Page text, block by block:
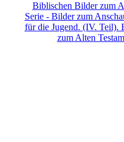
Serie - Bilder zum
für die Jugend. (IV. Teil).
zum Alten